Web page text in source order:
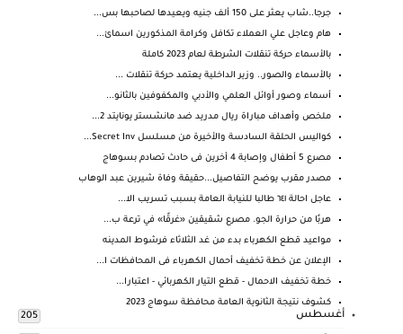
جرجا..شاب يعثر على 150 ألف جنيه ويعيدها لصاحبها بس...
هام وعاجل علي العملاء تكافل وكرامة المذكورين اسمائ...
بالأسماء حركة تنقلات الشرطة لعام 2023 كاملة
بالأسماء والصور.. وزير الداخلية يعتمد حركة تنقلات ...
أسماء وصور أوائل العلمي والأدبي والمكفوفين بالثانو...
ملخص وأهداف مباراة ريال مدريد ضد مانشستر يونايتد 2...
كواليس الحلقة السادسة والأخيرة من مسلسل Secret Inv...
مصرع 5 أطفال وإصابة 4 أخرين فى حادث تصادم بسوهاج
مصدر مقرب يوضح التفاصيل...حقيقة وفاة شيرين عبد الوهاب
عاجل احالة ٦٤١ طالبا للنيابة العامة بسبب تسريب الا...
هربًا من حرارة الجو. مصرع شقيقين «غرقًا» في ترعة ب...
مواعيد قطع الكهرباء بدء من غد الثلاثاء فرشوط المدينه
الإعلان عن خطة تخفيف أحمال الكهرباء فى المحافظات ا...
خطة تخفيف الاحمال - قطع التيار الكهربائي - اعتبارا...
كشوف نتيجة الثانوية العامة محافظة سوهاج 2023
أغسطس 205